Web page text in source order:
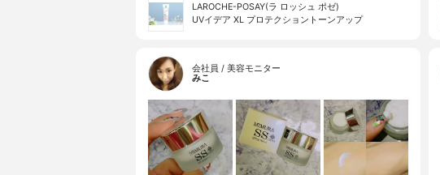
LAROCHE-POSAY(ラ ロッシュ ポゼ)
UVイデア XL プロテクショントーンアップ
会社員 / 美容モニター
みこ